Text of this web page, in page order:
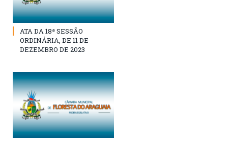
ATA DA 18ª SESSÃO
ORDINÁRIA, DE 11 DE
DEZEMBRO DE 2023